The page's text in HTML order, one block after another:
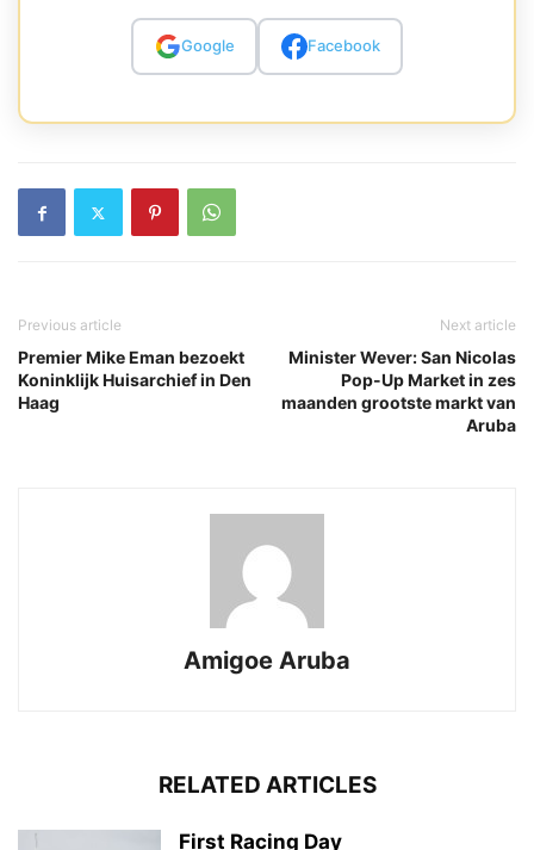
Google Facebook
Previous article
Premier Mike Eman bezoekt
Koninklijk Huisarchief in Den
Haag
Next article
Minister Wever: San Nicolas
Pop-Up Market in zes
maanden grootste markt van
Aruba
Amigoe Aruba
RELATED ARTICLES
First Racing Day